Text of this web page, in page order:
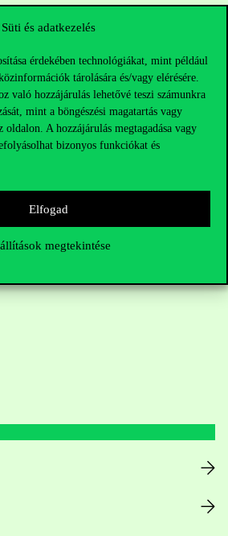
Süti és adatkezelés
érdekében technológiákat, mint például
tárolására és/vagy elérésére.
való hozzájárulás lehetővé teszi számunkra
mint a böngészési magatartás vagy
oldalon. A hozzájárulás megtagadása vagy
bizonyos funkciókat és
Elfogad
megtekintése
5000
kapcsolatban?